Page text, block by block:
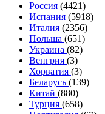
Россия (4421)
Испания (5918)
Италия (2356)
Польша (651)
Украина (82)
Венгрия (3)
Хорватия (3)
Беларусь (139)
Китай (880)
Турция (658)